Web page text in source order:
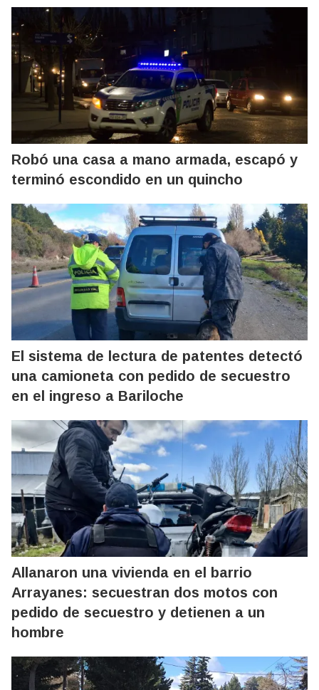
Robó una casa a mano armada, escapó y
terminó escondido en un quincho
El sistema de lectura de patentes detectó
una camioneta con pedido de secuestro
en el ingreso a Bariloche
Allanaron una vivienda en el barrio
Arrayanes: secuestran dos motos con
pedido de secuestro y detienen a un
hombre